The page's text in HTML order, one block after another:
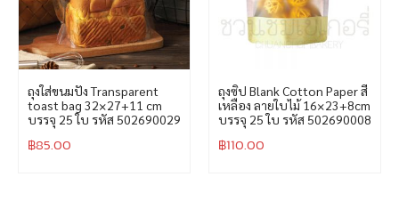
ถุงใส่ขนมปัง Transparent
toast bag 32×27+11 cm
บรรจุ 25 ใบ รหัส 502690029
฿85.00
ถุงซิป Blank Cotton Paper สี
เหลือง ลายใบไม้ 16×23+8cm
บรรจุ 25 ใบ รหัส 502690008
฿110.00